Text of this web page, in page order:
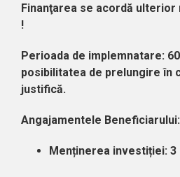
Finanţarea se acordă
!
Perioada de implemnatare:
posibilitatea de prelungire în
justifică.
Angajamentele Beneficiarului:
Menținerea investiției: 3